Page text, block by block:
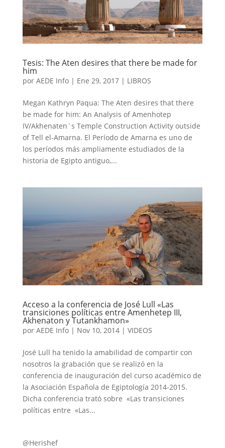
Tesis: The Aten desires that there be made for
him
por AEDE Info| Ene 29, 2017| LIBROS
Megan Kathryn Paqua: The Aten desires that there
be made for him: An Analysis of Amenhotep
IV/Akhenaten´s Temple Construction Activity outside
of Tell el-Amarna. El Período de Amarna es uno de
los períodos más ampliamente estudiados de la
historia de Egipto antiguo,...
Acceso a la conferencia de José Lull «Las
transiciones políticas entre Amenhetep III,
Akhenaton y Tutankhamon»
por AEDE Info| Nov 10, 2014| VIDEOS
José Lull ha tenido la amabilidad de compartir con
nosotros la grabación que se realizó en la
conferencia de inauguración del curso académico de
la Asociación Española de Egiptología 2014-2015.
Dicha conferencia trató sobre «Las transiciones
políticas entre «Las...
@Herishef